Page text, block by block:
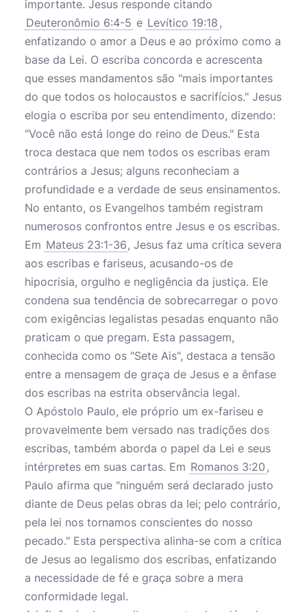
importante. Jesus responde citando
Deuteronômio 6:4-5 e Levítico 19:18 ,
enfatizando o amor a Deus e ao próximo como a
base da Lei. O escriba concorda e acrescenta
que esses mandamentos são "mais importantes
do que todos os holocaustos e sacrifícios." Jesus
elogia o escriba por seu entendimento, dizendo:
"Você não está longe do reino de Deus." Esta
troca destaca que nem todos os escribas eram
contrários a Jesus; alguns reconheciam a
profundidade e a verdade de seus ensinamentos.
No entanto, os Evangelhos também registram
numerosos confrontos entre Jesus e os escribas.
Em Mateus 23:1-36, Jesus faz uma crítica severa
aos escribas e fariseus, acusando-os de
hipocrisia, orgulho e negligência da justiça. Ele
condena sua tendência de sobrecarregar o povo
com exigências legalistas pesadas enquanto não
praticam o que pregam. Esta passagem,
conhecida como os "Sete Ais", destaca a tensão
entre a mensagem de graça de Jesus e a ênfase
dos escribas na estrita observância legal.
O Apóstolo Paulo, ele próprio um ex-fariseu e
provavelmente bem versado nas tradições dos
escribas, também aborda o papel da Lei e seus
intérpretes em suas cartas. Em Romanos 3:20 ,
Paulo afirma que "ninguém será declarado justo
diante de Deus pelas obras da lei; pelo contrário,
pela lei nos tornamos conscientes do nosso
pecado." Esta perspectiva alinha-se com a crítica
de Jesus ao legalismo dos escribas, enfatizando
a necessidade de fé e graça sobre a mera
conformidade legal.